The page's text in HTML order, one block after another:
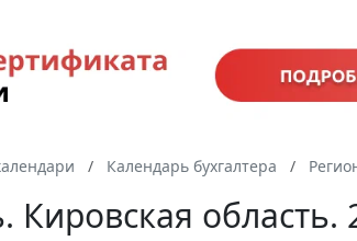
Календарь бухгалтера
область.